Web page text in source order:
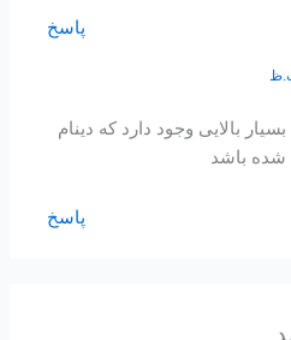
پاسخ
بالایی وجود دارد که دینام
باشد
پاسخ